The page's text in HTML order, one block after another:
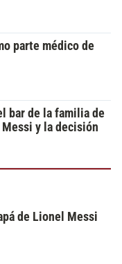
parte médico de
bar de la familia de
y la decisión
de Lionel Messi